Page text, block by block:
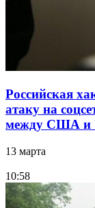
Российская
атаку на
между США и
13 марта
10:58